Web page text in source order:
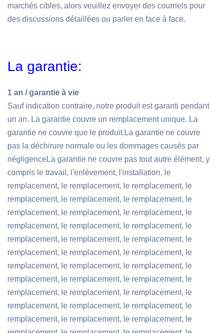
marchés cibles, alors veuillez envoyer des courriels pour
des discussions détaillées ou parler en face à face.
La garantie:
1 an / garantie à vie
Sauf indication contraire, notre produit est garanti pendant
un an. La garantie couvre un remplacement unique. La
garantie ne couvre que le produit.La garantie ne couvre
pas la déchirure normale ou les dommages causés par
négligenceLa garantie ne couvre pas tout autre élément, y
compris le travail, l'enlèvement, l'installation, le
remplacement, le remplacement, le remplacement, le
remplacement, le remplacement, le remplacement, le
remplacement, le remplacement, le remplacement, le
remplacement, le remplacement, le remplacement, le
remplacement, le remplacement, le remplacement, le
remplacement, le remplacement, le remplacement, le
remplacement, le remplacement, le remplacement, le
remplacement, le remplacement, le remplacement, le
remplacement, le remplacement, le remplacement, le
remplacement, le remplacement, le remplacement, le
remplacement, le remplacement, le remplacement, le